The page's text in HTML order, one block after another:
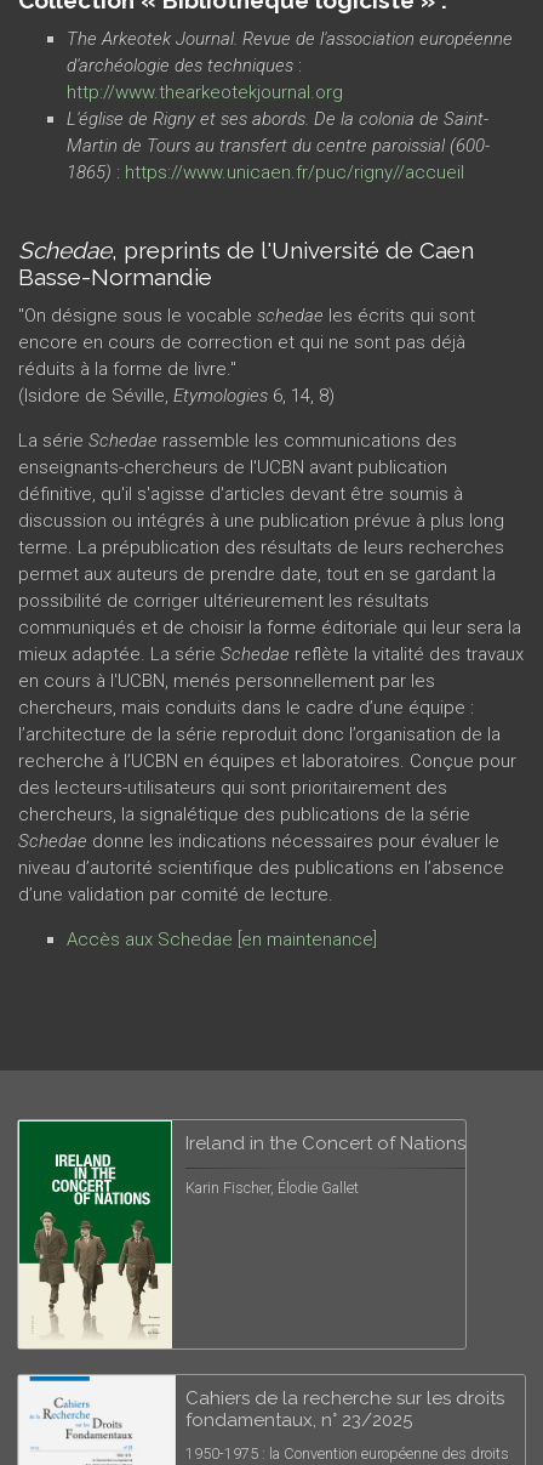
The Arkeotek Journal. Revue de l'association européenne
d'archéologie des techniques :
http://www.thearkeotekjournal.org
L'église de Rigny et ses abords. De la colonia de Saint-
Martin de Tours au transfert du centre paroissial (600-
1865) : https://www.unicaen.fr/puc/rigny//accueil
Schedae, preprints de l'Université de Caen
Basse-Normandie
"On désigne sous le vocable schedae les écrits qui sont
encore en cours de correction et qui ne sont pas déjà
réduits à la forme de livre."
(Isidore de Séville, Etymologies 6, 14, 8)
La série Schedae rassemble les communications des
enseignants-chercheurs de l'UCBN avant publication
définitive, qu'il s'agisse d'articles devant être soumis à
discussion ou intégrés à une publication prévue à plus long
terme. La prépublication des résultats de leurs recherches
permet aux auteurs de prendre date, tout en se gardant la
possibilité de corriger ultérieurement les résultats
communiqués et de choisir la forme éditoriale qui leur sera la
mieux adaptée. La série Schedae reflète la vitalité des travaux
en cours à l'UCBN, menés personnellement par les
chercheurs, mais conduits dans le cadre d’une équipe :
l’architecture de la série reproduit donc l’organisation de la
recherche à l’UCBN en équipes et laboratoires. Conçue pour
des lecteurs-utilisateurs qui sont prioritairement des
chercheurs, la signalétique des publications de la série
Schedae donne les indications nécessaires pour évaluer le
niveau d’autorité scientifique des publications en l’absence
d’une validation par comité de lecture.
Accès aux Schedae [en maintenance]
Ireland in the Concert of Nations
Karin Fischer, Élodie Gallet
Cahiers de la recherche sur les droits
fondamentaux, n° 23/2025
1950-1975 : la Convention européenne des droits